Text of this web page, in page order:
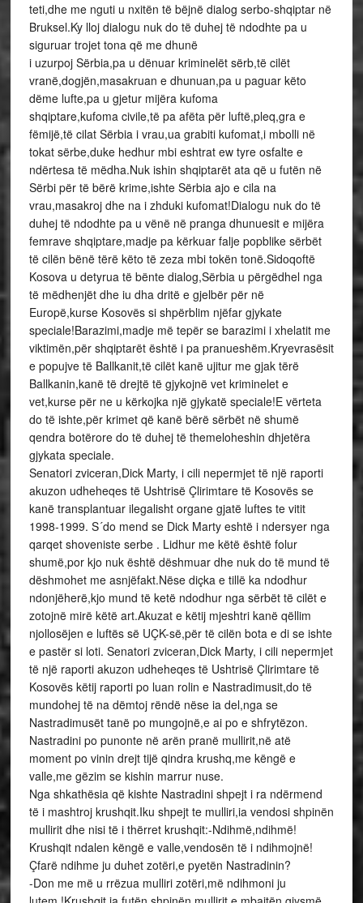
teti,dhe me nguti u nxitën të bëjnë dialog serbo-shqiptar në
Bruksel.Ky lloj dialogu nuk do të duhej të ndodhte pa u
siguruar trojet tona që me dhunë
i uzurpoj Sërbia,pa u dënuar kriminelët sërb,të cilët
vranë,dogjën,masakruan e dhunuan,pa u paguar këto
dëme lufte,pa u gjetur mijëra kufoma
shqiptare,kufoma civile,të pa afëta për luftë,pleq,gra e
fëmijë,të cilat Sërbia i vrau,ua grabiti kufomat,i mbolli në
tokat sërbe,duke hedhur mbi eshtrat ew tyre osfalte e
ndërtesa të mëdha.Nuk ishin shqiptarët ata që u futën në
Sërbi për të bërë krime,ishte Sërbia ajo e cila na
vrau,masakroj dhe na i zhduki kufomat!Dialogu nuk do të
duhej të ndodhte pa u vënë në pranga dhunuesit e mijëra
femrave shqiptare,madje pa kërkuar falje popblike sërbët
të cilën bënë tërë këto të zeza mbi tokën tonë.Sidoqoftë
Kosova u detyrua të bënte dialog,Sërbia u përgëdhel nga
të mëdhenjët dhe iu dha dritë e gjelbër për në
Europë,kurse Kosovës si shpërblim njëfar gjykate
speciale!Barazimi,madje më tepër se barazimi i xhelatit me
viktimën,për shqiptarët është i pa pranueshëm.Kryevrasësit
e popujve të Ballkanit,të cilët kanë ujitur me gjak tërë
Ballkanin,kanë të drejtë të gjykojnë vet kriminelet e
vet,kurse për ne u kërkojka një gjykatë speciale!E vërteta
do të ishte,për krimet që kanë bërë sërbët në shumë
qendra botërore do të duhej të themeloheshin dhjetëra
gjykata speciale.
Senatori zviceran,Dick Marty, i cili nepermjet të një raporti
akuzon udheheqes të Ushtrisë Çlirimtare të Kosovës se
kanë transplantuar ilegalisht organe gjatë luftes te vitit
1998-1999. S´do mend se Dick Marty eshtë i ndersyer nga
qarqet shoveniste serbe . Lidhur me këtë është folur
shumë,por kjo nuk është dëshmuar dhe nuk do të mund të
dëshmohet me asnjëfakt.Nëse diçka e tillë ka ndodhur
ndonjëherë,kjo mund të ketë ndodhur nga sërbët të cilët e
zotojnë mirë këtë art.Akuzat e këtij mjeshtri kanë qëllim
njollosëjen e luftës së UÇK-së,për të cilën bota e di se ishte
e pastër si loti. Senatori zviceran,Dick Marty, i cili nepermjet
të një raporti akuzon udheheqes të Ushtrisë Çlirimtare të
Kosovës këtij raporti po luan rolin e Nastradimusit,do të
mundohej të na dëmtoj rëndë nëse ia del,nga se
Nastradimusët tanë po mungojnë,e ai po e shfrytëzon.
Nastradini po punonte në arën pranë mullirit,në atë
moment po vinin drejt tijë qindra krushq,me këngë e
valle,me gëzim se kishin marrur nuse.
Nga shkathësia që kishte Nastradini shpejt i ra ndërmend
të i mashtroj krushqit.Iku shpejt te mulliri,ia vendosi shpinën
mullirit dhe nisi të i thërret krushqit:-Ndihmë,ndihmë!
Krushqit ndalen këngë e valle,vendosën të i ndihmojnë!
Çfarë ndihme ju duhet zotëri,e pyetën Nastradinin?
-Don me më u rrëzua mulliri zotëri,më ndihmoni ju